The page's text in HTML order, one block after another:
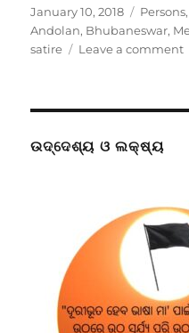
Posted
on
January 10, 2018 Persons,
Andolan, Bhubaneswar,
satire
Leave a comment
ଉଦ୍ଦେଶ୍ୟ ଓ ଲକ୍ଷ୍ୟ